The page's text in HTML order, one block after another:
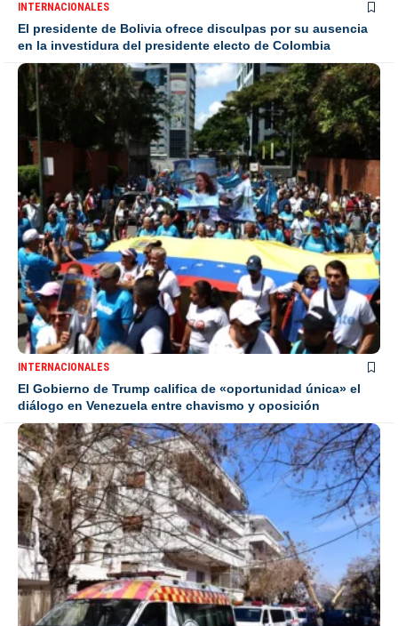
INTERNACIONALES
El presidente de Bolivia ofrece disculpas por su ausencia
en la investidura del presidente electo de Colombia
INTERNACIONALES
El Gobierno de Trump califica de «oportunidad única» el
diálogo en Venezuela entre chavismo y oposición